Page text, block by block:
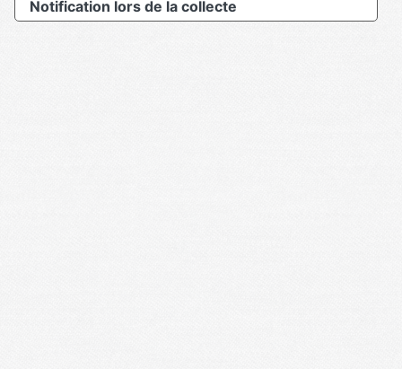
Notification lors de la collecte